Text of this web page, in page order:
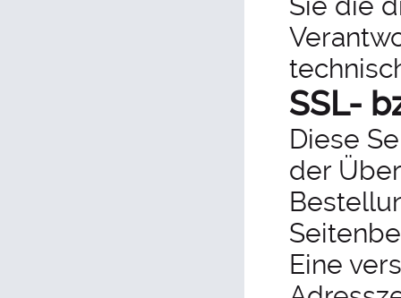
SSL-
Diese
der
Eine